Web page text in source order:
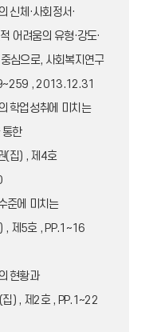
신체·사회정서·
어려움의 유형·강도·
심으로, 사회복지연구
, 2013.12.31
학업성취에 미치는
통한
(집) , 제4호
준에 미치는
, 제5호 , PP.1~16
현황과
) , 제2호 , PP.1~22